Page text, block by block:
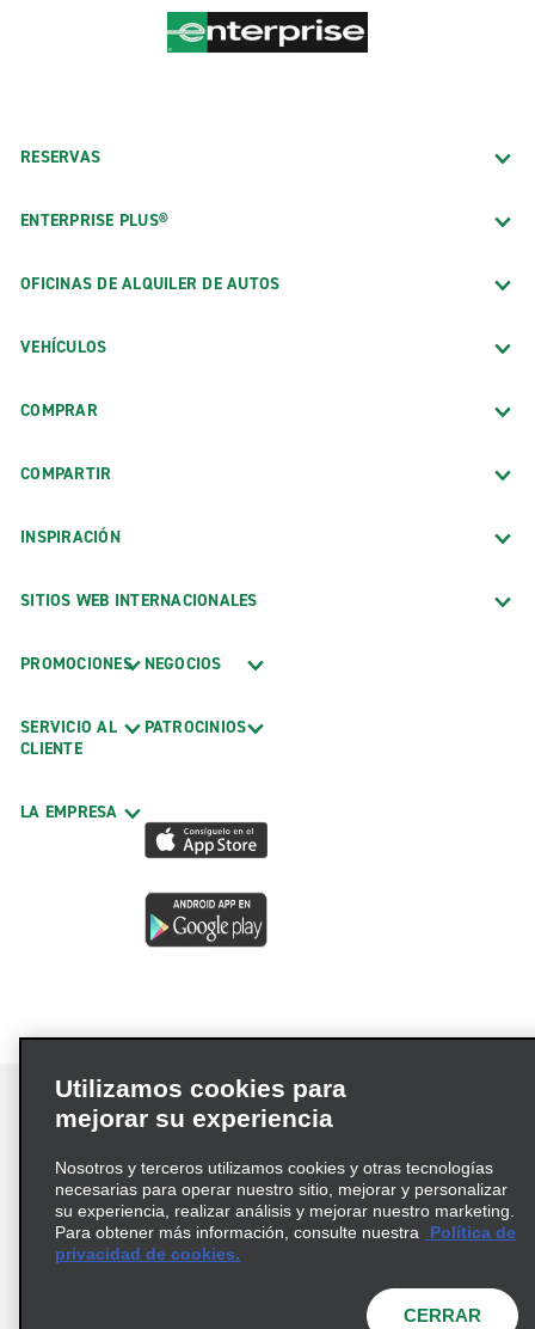
RESERVAS
ENTERPRISE PLUS®
OFICINAS DE ALQUILER DE AUTOS
VEHÍCULOS
COMPRAR
COMPARTIR
INSPIRACIÓN
SITIOS WEB INTERNACIONALES
PROMOCIONES
SERVICIO AL
CLIENTE
LA EMPRESA
NEGOCIOS
PATROCINIOS
Términos de uso
Política de privacidad
Política de cookies
Información de Salud del Consumidor
© 2026 Enterprise Holdings, Inc. Todos los derechos
Utilizamos cookies para
mejorar su experiencia
Nosotros y terceros utilizamos cookies y otras tecnologías
necesarias para operar nuestro sitio, mejorar y personalizar
su experiencia, realizar análisis y mejorar nuestro marketing.
Para obtener más información, consulte nuestra
Política de
privacidad de cookies.
CERRAR